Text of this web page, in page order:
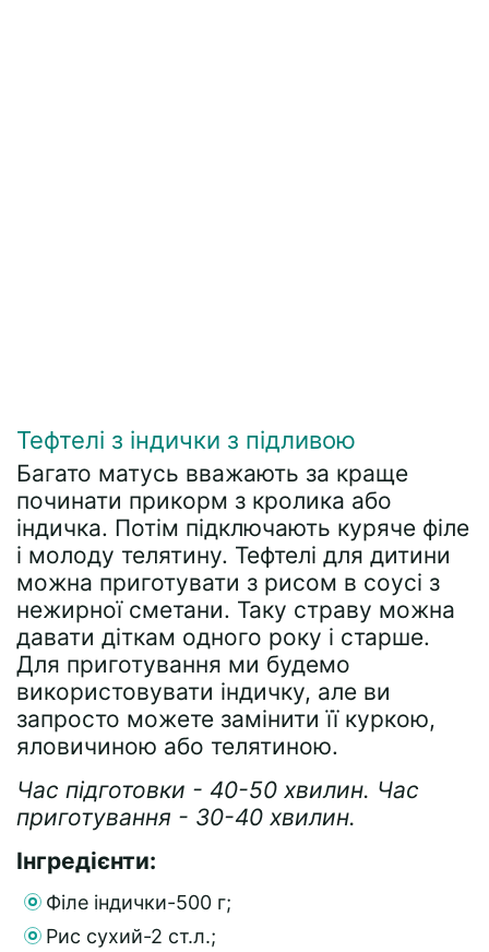
Тефтелі з індички з підливою
Багато матусь вважають за краще
починати прикорм з кролика або
індичка. Потім підключають куряче філе
і молоду телятину. Тефтелі для дитини
можна приготувати з рисом в соусі з
нежирної сметани. Таку страву можна
давати діткам одного року і старше.
Для приготування ми будемо
використовувати індичку, але ви
запросто можете замінити її куркою,
яловичиною або телятиною.
Час підготовки - 40-50 хвилин. Час
приготування - 30-40 хвилин.
Інгредієнти:
Філе індички-500 г;
Рис сухий-2 ст.л.;